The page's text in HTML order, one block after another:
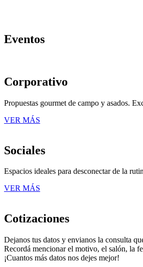
Eventos
Corporativo
Propuestas gourmet de campo y asados.
VER MÁS
Sociales
Espacios ideales para desconectar de la
VER MÁS
Cotizaciones
Dejanos tus datos y envianos la consulta
Recordá mencionar el motivo, el salón, la
¡Cuantos más datos nos dejes mejor!